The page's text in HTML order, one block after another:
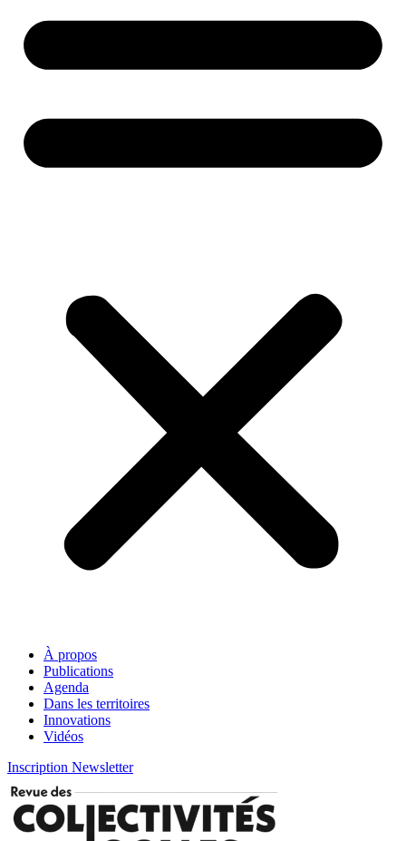
À propos
Publications
Agenda
Dans les territoires
Innovations
Vidéos
Inscription Newsletter